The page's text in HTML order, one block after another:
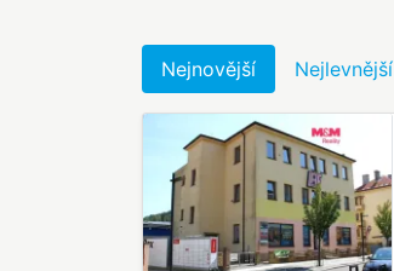
Nejnovější Nejlevnější